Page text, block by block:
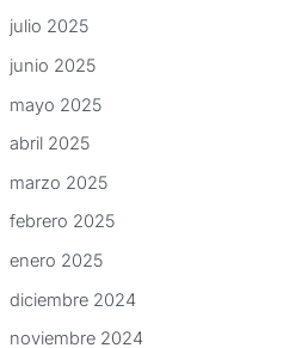
julio 2025
junio 2025
mayo 2025
abril 2025
marzo 2025
febrero 2025
enero 2025
diciembre 2024
noviembre 2024